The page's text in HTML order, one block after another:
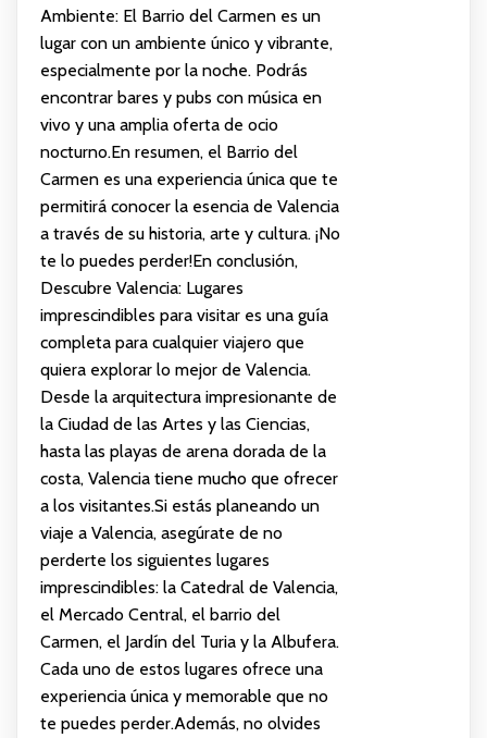
Ambiente: El Barrio del Carmen es un
lugar con un ambiente único y vibrante,
especialmente por la noche. Podrás
encontrar bares y pubs con música en
vivo y una amplia oferta de ocio
nocturno.En resumen, el Barrio del
Carmen es una experiencia única que te
permitirá conocer la esencia de Valencia
a través de su historia, arte y cultura. ¡No
te lo puedes perder!En conclusión,
Descubre Valencia: Lugares
imprescindibles para visitar es una guía
completa para cualquier viajero que
quiera explorar lo mejor de Valencia.
Desde la arquitectura impresionante de
la Ciudad de las Artes y las Ciencias,
hasta las playas de arena dorada de la
costa, Valencia tiene mucho que ofrecer
a los visitantes.Si estás planeando un
viaje a Valencia, asegúrate de no
perderte los siguientes lugares
imprescindibles: la Catedral de Valencia,
el Mercado Central, el barrio del
Carmen, el Jardín del Turia y la Albufera.
Cada uno de estos lugares ofrece una
experiencia única y memorable que no
te puedes perder.Además, no olvides